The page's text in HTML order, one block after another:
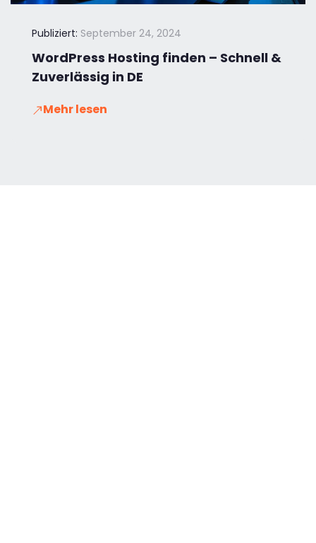
Publiziert: September 24, 2024
WordPress Hosting finden – Schnell &
Zuverlässig in DE
Mehr lesen